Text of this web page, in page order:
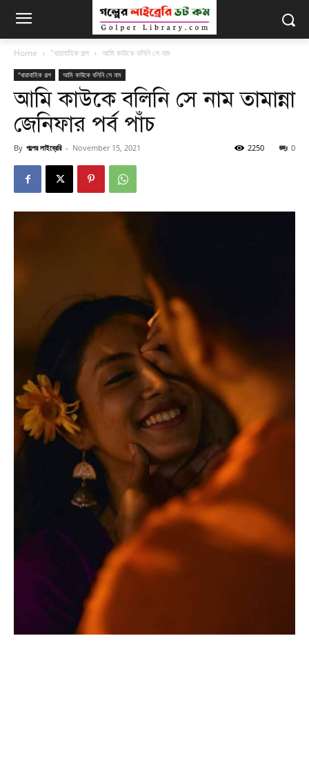
Home "ধারাবাহিক গল্প আমি কাউকে বলিনি সে নাম
"ধারাবাহিক গল্প আমি কাউকে বলিনি সে নাম
আমি কাউকে বলিনি সে নাম তামান্না
জেনিফার পর্ব পাঁচ
By গল্পের লাইব্রেরি - November 15, 2021 0
2250